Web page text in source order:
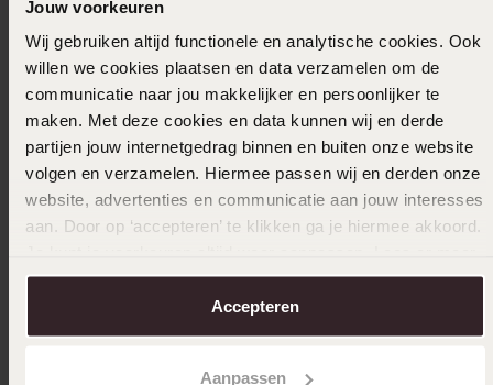
Jouw voorkeuren
Wij gebruiken altijd functionele en analytische cookies. Ook
willen we cookies plaatsen en data verzamelen om de
communicatie naar jou makkelijker en persoonlijker te
maken. Met deze cookies en data kunnen wij en derde
partijen jouw internetgedrag binnen en buiten onze website
volgen en verzamelen. Hiermee passen wij en derden onze
website, advertenties en communicatie aan jouw interesses
aan. Door op ‘accepteren’ te klikken ga je hiermee akkoord.
over in onscookiebeleid.
Accepteren
Aanpassen
Het is ontzettend mooi afgewerkt en
ontzettend leuk om aan mijn kleindochter
te geven.
Toon meer